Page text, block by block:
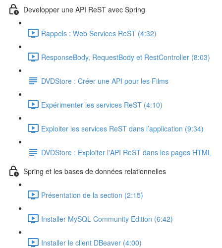
Developper une API ReST avec Spring
Rappels : Web Services ReST (4:32)
ResponseBody, RequestBody et RestController (8:03)
DVDStore : Créer une API pour les Films
Expérimenter les services ReST (4:10)
Exploiter les services ReST dans l’application (9:34)
DVDStore : Exploiter l'API ReST dans les pages HTML
Spring et les bases de données relationnelles
Présentation de la section (2:15)
Installer MySQL Community Edition (6:42)
Installer le client DBeaver (4:00)